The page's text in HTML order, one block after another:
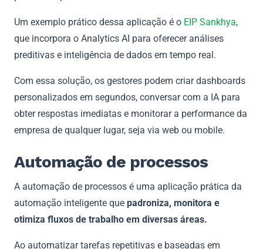
Um exemplo prático dessa aplicação é o EIP Sankhya,
que incorpora o Analytics AI para oferecer análises
preditivas e inteligência de dados em tempo real.
Com essa solução, os gestores podem criar dashboards
personalizados em segundos, conversar com a IA para
obter respostas imediatas e monitorar a performance da
empresa de qualquer lugar, seja via web ou mobile.
Automação de processos
A automação de processos é uma aplicação prática da
automação inteligente que padroniza, monitora e
otimiza fluxos de trabalho em diversas áreas.
Ao automatizar tarefas repetitivas e baseadas em